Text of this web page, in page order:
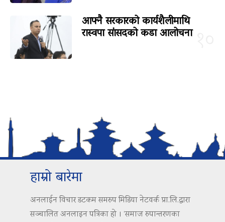
आफ्नै सरकारको कार्यशैलीमाथि
रास्वपा सांसदको कडा आलोचना
हाम्रो बारेमा
अनलाईन विचार डटकम समरुप मिडिया नेटवर्क प्रा.लि.द्वारा
सञ्चालित अनलाइन पत्रिका हो । ‘समाज रुपान्तरणका